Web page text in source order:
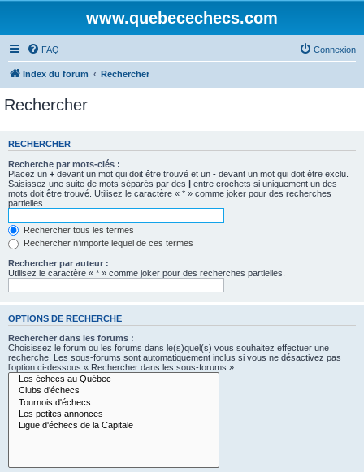
www.quebecechecs.com
FAQ Connexion
Index du forum Rechercher
Rechercher
RECHERCHER
Recherche par mots-clés :
Placez un + devant un mot qui doit être trouvé et un - devant un mot qui doit être exclu.
Saisissez une suite de mots séparés par des | entre crochets si uniquement un des
mots doit être trouvé. Utilisez le caractère « * » comme joker pour des recherches
partielles.
Rechercher tous les termes
Rechercher n’importe lequel de ces termes
Rechercher par auteur :
Utilisez le caractère « * » comme joker pour des recherches partielles.
OPTIONS DE RECHERCHE
Rechercher dans les forums :
Choisissez le forum ou les forums dans le(s)quel(s) vous souhaitez effectuer une
recherche. Les sous-forums sont automatiquement inclus si vous ne désactivez pas
l’option ci-dessous « Rechercher dans les sous-forums ».